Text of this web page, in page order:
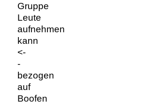
Gruppe
Leute
aufnehmen
kann
<-
-
bezogen
auf
Boofen